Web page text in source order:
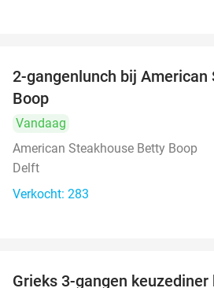
2-gangenlunch bij
Boop
Vandaag
American Steakhouse Betty Boop
Delft
Verkocht: 283
Grieks 3-gangen keuzediner